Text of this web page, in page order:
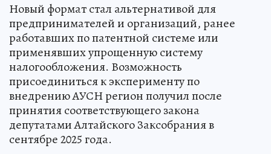
Новый формат стал альтернативой для
предпринимателей и организаций, ранее
работавших по патентной системе или
применявших упрощенную систему
налогообложения. Возможность
присоединиться к эксперименту по
внедрению АУСН регион получил после
принятия соответствующего закона
депутатами Алтайского Заксобрания в
сентябре 2025 года.